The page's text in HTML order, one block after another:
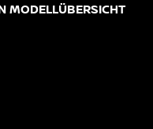
MODELLÜBERSICHT